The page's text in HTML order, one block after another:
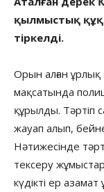
қылмыстық
тіркелді.
Орын алған ұрлық
мақсатында
құрылды. Тәртіп
жауап алып,
Нәтижесінде
тексеру
күдікті ер азамат